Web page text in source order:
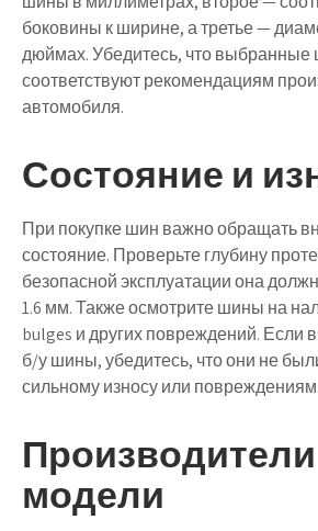
боковины к ширине, а третье —
дюймах. Убедитесь, что
соответствуют рекомендациям
автомобиля.
Состояние и
При покупке шин важно обращать
состояние. Проверьте глубину
безопасной эксплуатации она
1.6 мм. Также осмотрите шины на
bulges и других повреждений. Если
б/у шины, убедитесь, что они не
сильному износу или повреждениям.
модели